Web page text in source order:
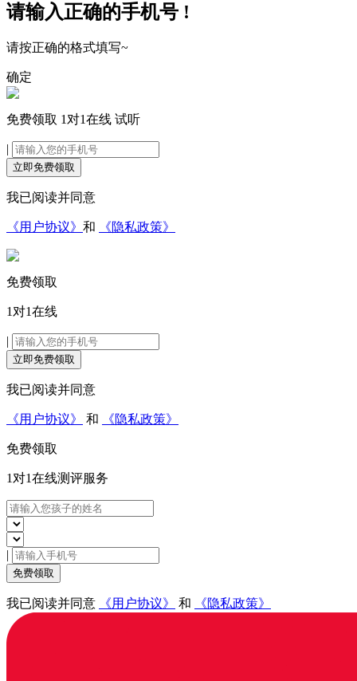
请输入正确的手机号 !
请按正确的格式填写~
确定
免费领取 1对1在线 试听
|
立即免费领取
我已阅读并同意
《用户协议》 和 《隐私政策》
免费领取
1对1在线
|
立即免费领取
我已阅读并同意
《用户协议》 和 《隐私政策》
免费领取
1对1在线测评服务
|
免费领取
我已阅读并同意 《用户协议》 和 《隐私政策》